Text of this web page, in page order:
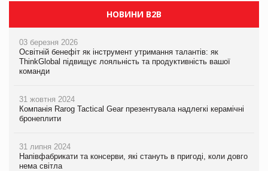
НОВИНИ B2B
03 березня 2026
Освітній бенефіт як інструмент утримання талантів: як
ThinkGlobal підвищує лояльність та продуктивність вашої
команди
31 жовтня 2024
Компанія Rarog Tactical Gear презентувала надлегкі керамічні
бронеплити
31 липня 2024
Напівфабрикати та консерви, які стануть в пригоді, коли довго
нема світла